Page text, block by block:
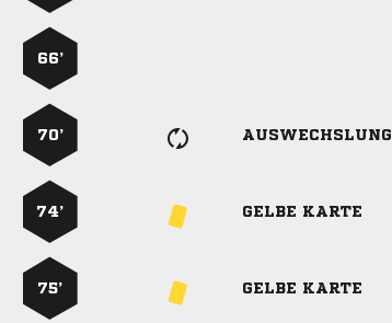
66’
70’ AUSWECHSLUNG
74’ GELBE KARTE
75’ GELBE KARTE